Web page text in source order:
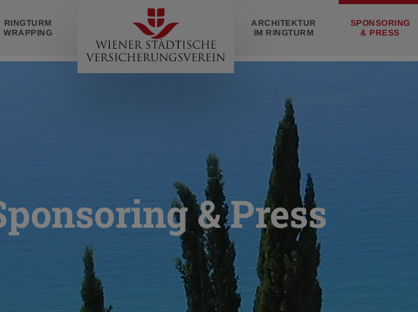
Zur
Startseite
RINGTURM
WRAPPING
ARCHITEKTUR
IM RINGTURM
SPONSORING
& PRESS
& Press